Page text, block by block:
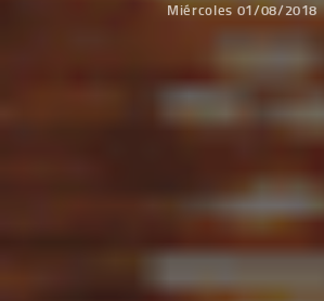
Miércoles 01/08/2018